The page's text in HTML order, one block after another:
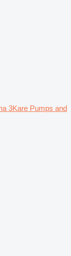
3Kare Pumps and